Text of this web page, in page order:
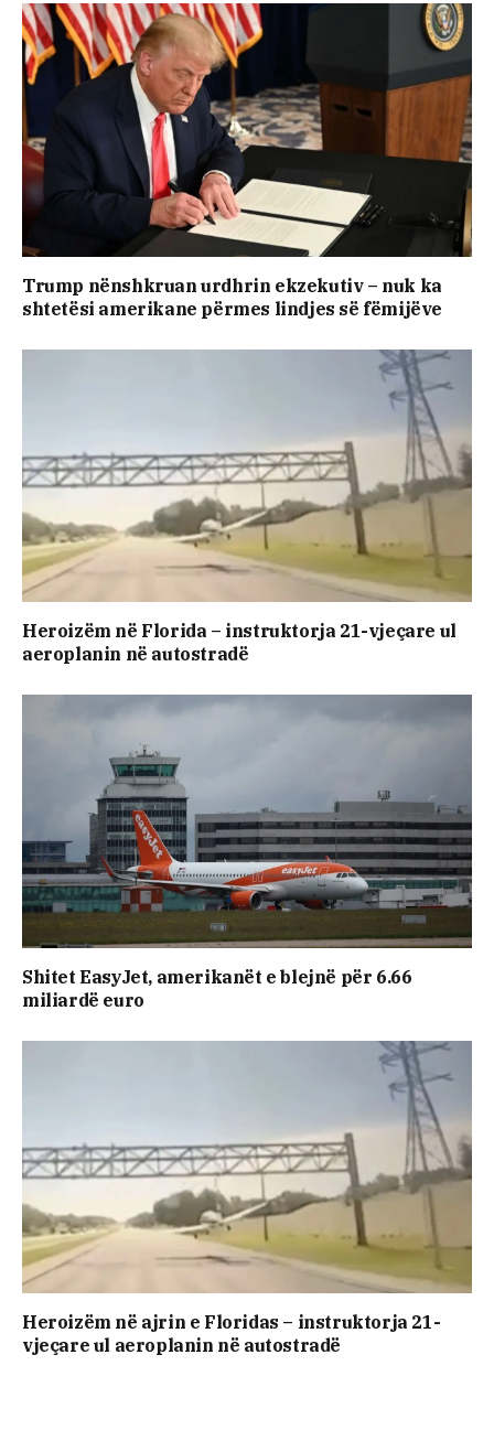
Trump nënshkruan urdhrin ekzekutiv – nuk ka
shtetësi amerikane përmes lindjes së fëmijëve
Heroizëm në Florida – instruktorja 21-vjeçare ul
aeroplanin në autostradë
Shitet EasyJet, amerikanët e blejnë për 6.66
miliardë euro
Heroizëm në ajrin e Floridas – instruktorja 21-
vjeçare ul aeroplanin në autostradë